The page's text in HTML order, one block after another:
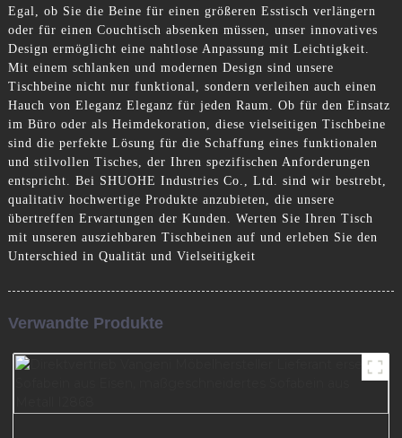
Egal, ob Sie die Beine für einen größeren Esstisch verlängern
oder für einen Couchtisch absenken müssen, unser innovatives
Design ermöglicht eine nahtlose Anpassung mit Leichtigkeit.
Mit einem schlanken und modernen Design sind unsere
Tischbeine nicht nur funktional, sondern verleihen auch einen
Hauch von Eleganz Eleganz für jeden Raum. Ob für den Einsatz
im Büro oder als Heimdekoration, diese vielseitigen Tischbeine
sind die perfekte Lösung für die Schaffung eines funktionalen
und stilvollen Tisches, der Ihren spezifischen Anforderungen
entspricht. Bei SHUOHE Industries Co., Ltd. sind wir bestrebt,
qualitativ hochwertige Produkte anzubieten, die unsere
übertreffen Erwartungen der Kunden. Werten Sie Ihren Tisch
mit unseren ausziehbaren Tischbeinen auf und erleben Sie den
Unterschied in Qualität und Vielseitigkeit
Verwandte Produkte